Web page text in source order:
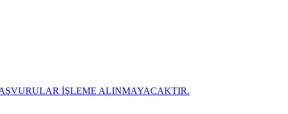
İŞLEME ALINMAYACAKTIR.